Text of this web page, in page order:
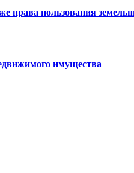
права пользования
имущества